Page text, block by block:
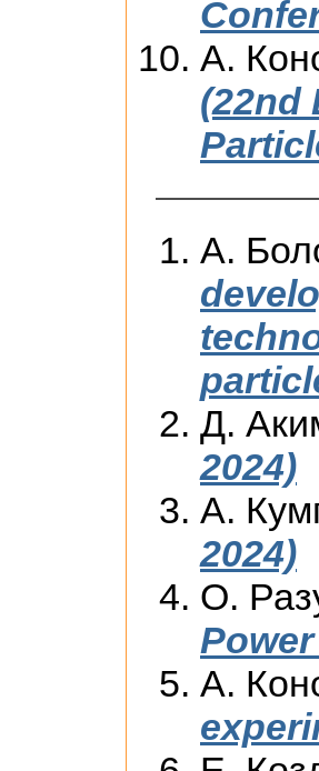
А.
(22nd
А.
Д.
2024)
А.
2024)
О.
А.